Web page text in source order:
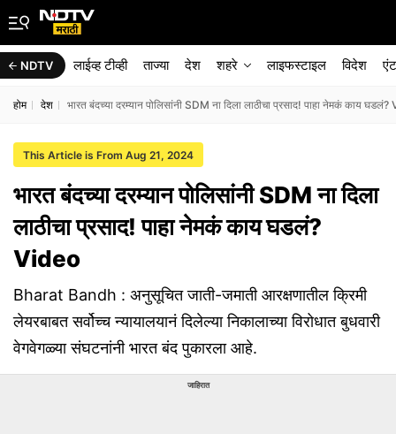
NDTV लाईव्ह टीव्ही ताज्या देश शहरे लाइफस्टाइल विदेश
होम देश भारत बंदच्या दरम्यान पोलिसांनी SDM ना दिला लाठीचा प्रसाद! पाहा नेमकं काय
This Article is From Aug 21, 2024
भारत बंदच्या दरम्यान पोलिसांनी SDM ना दिला
लाठीचा प्रसाद! पाहा नेमकं काय घडलं?
Video
Bharat Bandh : अनुसूचित जाती-जमाती आरक्षणातील क्रिमी
लेयरबाबत सर्वोच्च न्यायालयानं दिलेल्या निकालाच्या विरोधात बुधवारी
वेगवेगळ्या संघटनांनी भारत बंद पुकारला आहे.
जाहिरात